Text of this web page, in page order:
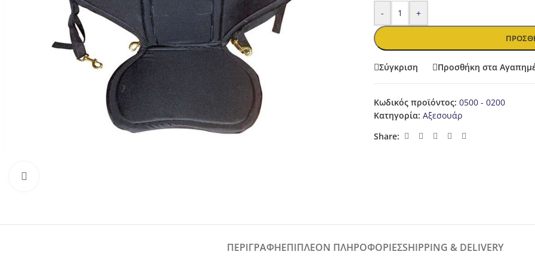
- +
Σύγκριση Προσθήκη στα
Κωδικός προϊόντος: 0500 - 0200
Κατηγορία: Αξεσουάρ
Share:
ΠΕΡΙΓΡΑΦΉΕΠΙΠΛΈΟΝ ΠΛΗΡΟΦΟΡΊΕΣSHIPPING & DELIVERY